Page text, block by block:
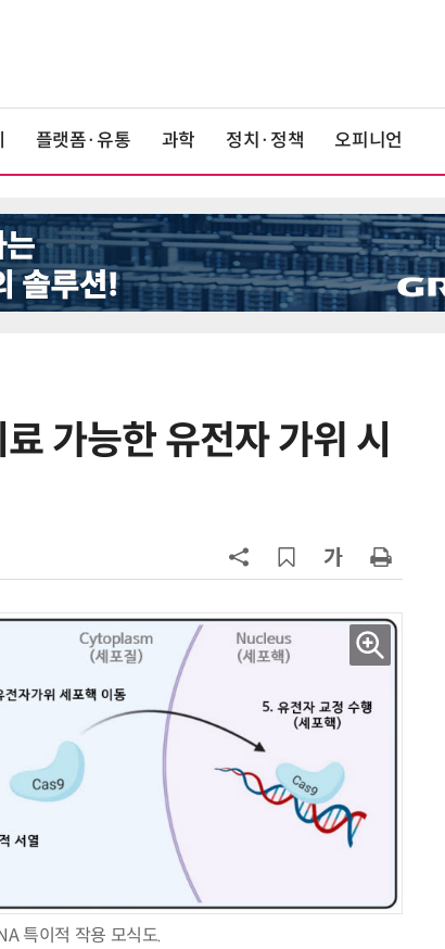
플랫폼·유통 과학 정치·정책 오피니언
가능한 유전자 가위 시
특이적 작용 모식도.
6
KIST, 기존 반도체 공정으로 전기·
·바이오 실험에 더위도 잊었다…
“내년 2기로 이어집니다”
부, 첨단 의료 AI 임상 확산 지원
[르포]아이들이 직접 첨단 전자현미
경 다루며 과학원리 체득...과학체험
제공 '주니어닥터' 현장
다누리, 스페이스X 팰컨9 달 충돌 전
후 포착